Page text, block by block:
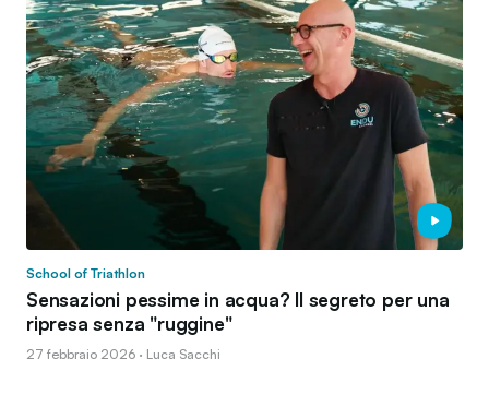
School of Triathlon
Sensazioni pessime in acqua? Il segreto per una
ripresa senza "ruggine"
27 febbraio 2026 · Luca Sacchi